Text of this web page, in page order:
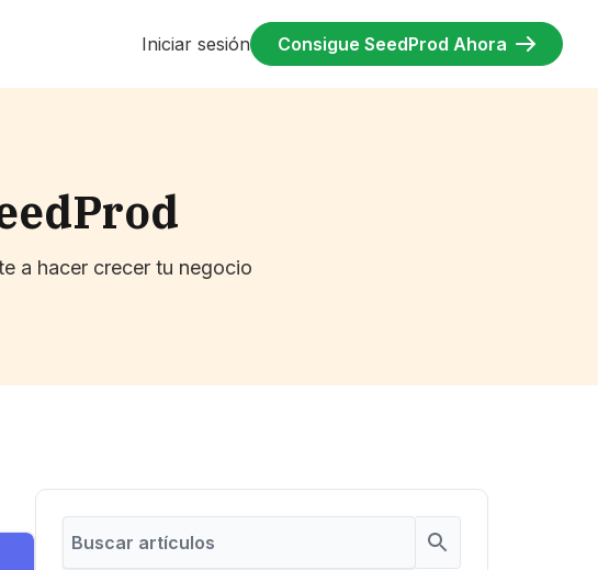
Iniciar sesión Consigue SeedProd Ahora
a hacer crecer tu negocio